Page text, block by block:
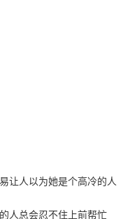
让人以为她是个高冷的人
人总会忍不住上前帮忙